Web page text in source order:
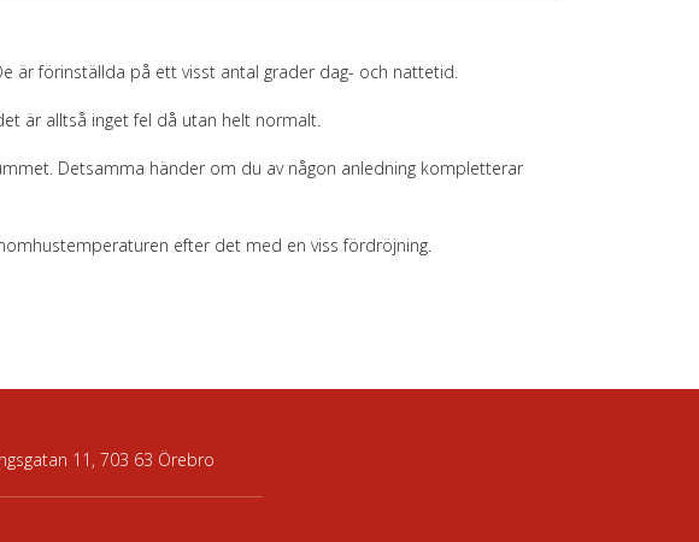
är förinställda på ett visst antal grader dag- och nattetid.
är alltså inget fel då utan helt normalt.
Detsamma händer om du av någon anledning kompletterar
efter det med en viss fördröjning.
11, 703 63 Örebro